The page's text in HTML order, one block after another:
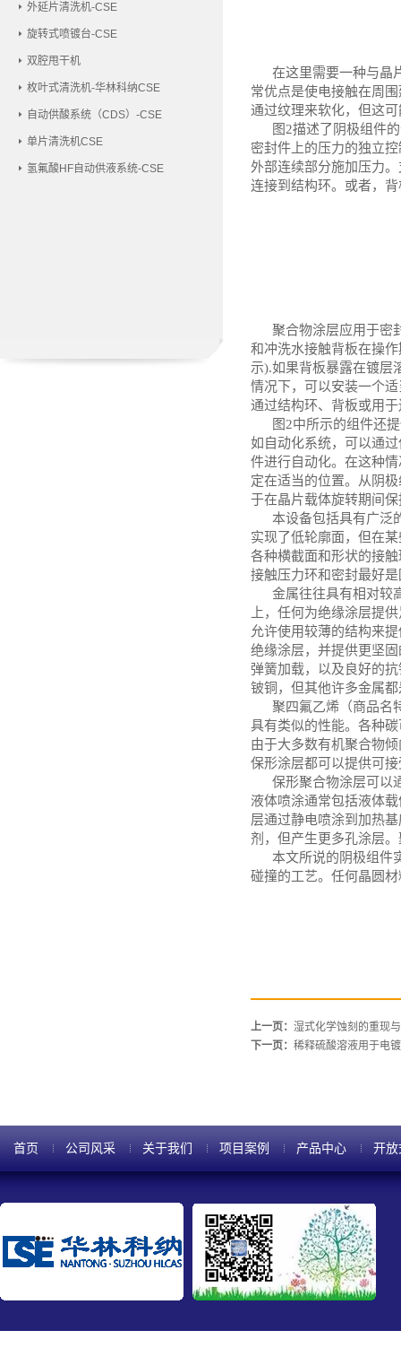
外延片清洗机-CSE
旋转式喷镀台-CSE
双腔甩干机
枚叶式清洗机-华林科纳CSE
自动供酸系统（CDS）-CSE
单片清洗机CSE
氢氟酸HF自动供液系统-CSE
在这里需要一种与晶
常优点是使电接触在周
通过纹理来软化，但这
图2描述了阴极组件
密封件上的压力的独立
外部连续部分施加压力
连接到结构环。或者，
聚合物涂层应用于密
和冲洗水接触背板在操
示).如果背板暴露在镀层
情况下，可以安装一个
通过结构环、背板或用
图2中所示的组件还
如自动化系统，可以通
件进行自动化。在这种
定在适当的位置。从阴
于在晶片载体旋转期间
本设备包括具有广泛
实现了低轮廓面，但在
各种横截面和形状的接
接触压力环和密封最好
金属往往具有相对较
上，任何为绝缘涂层提
允许使用较薄的结构来
绝缘涂层，并提供更坚
弹簧加载，以及良好的
铍铜，但其他许多金属
聚四氟乙烯（商品名
具有类似的性能。各种
由于大多数有机聚合物
保形涂层都可以提供可
保形聚合物涂层可以
液体喷涂通常包括液体载
层通过静电喷涂到加热
剂，但产生更多孔涂层
本文所说的阴极组件
碰撞的工艺。任何晶圆
上一页： 湿式化学蚀刻的重现
下一页： 稀释硫酸溶液用于电
首页 公司风采 关于我们 项目案例 产品中心 开放